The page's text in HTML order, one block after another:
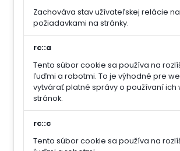
Zachováva stav užívateľskej relácie
požiadavkami na stránky.
rc::a
Tento súbor cookie sa používa na
ľuďmi a robotmi. To je výhodné pre
vytvárať platné správy o používaní ich
stránok.
rc::c
Tento súbor cookie sa používa na